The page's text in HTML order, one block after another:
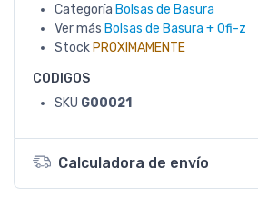
Categoría Bolsas de Basura
Ver más Bolsas de Basura + Ofi-z
Stock PROXIMAMENTE
CODIGOS
SKU G00021
Calculadora de envío